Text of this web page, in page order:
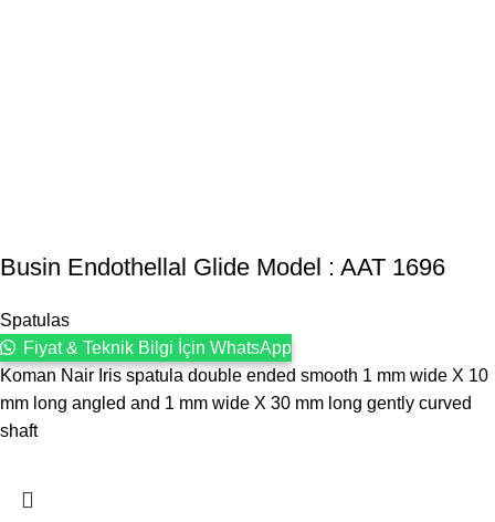
Busin Endothellal Glide Model : AAT 1696
Spatulas
Fiyat & Teknik Bilgi İçin WhatsApp
Koman Nair Iris spatula double ended smooth 1 mm wide X 10
mm long angled and 1 mm wide X 30 mm long gently curved
shaft